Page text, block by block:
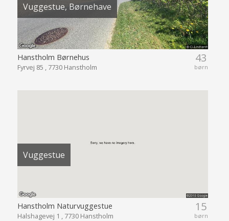
Vuggestue, Børnehave
43
børn
Hanstholm Børnehus
Fyrvej 85 , 7730 Hanstholm
Vuggestue
15
børn
Hanstholm Naturvuggestue
Halshagevej 1 , 7730 Hanstholm